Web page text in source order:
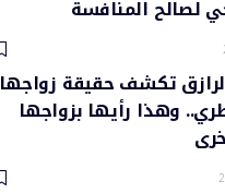
لصالح المنافسة
تكشف حقيقة زواجها
وهذا رأيها بزواجها